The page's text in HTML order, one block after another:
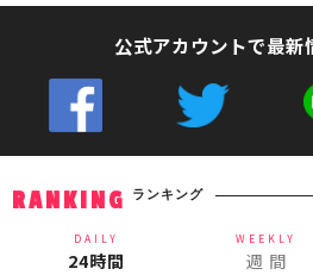
公式アカウントで最新
RANKING ランキング
DAILY
24時間
WEEKLY
週 間